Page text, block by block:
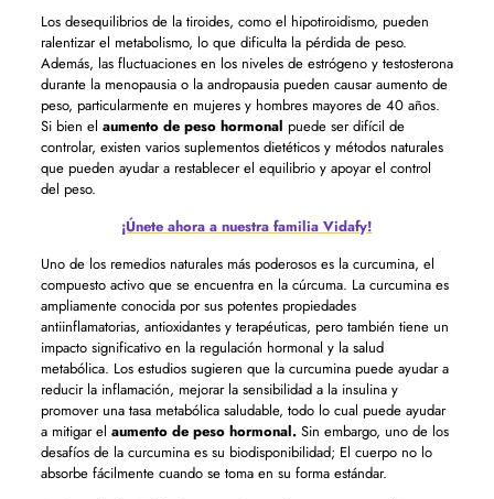
Los desequilibrios de la tiroides, como el hipotiroidismo, pueden
ralentizar el metabolismo, lo que dificulta la pérdida de peso.
Además, las fluctuaciones en los niveles de estrógeno y testosterona
durante la menopausia o la andropausia pueden causar aumento de
peso, particularmente en mujeres y hombres mayores de 40 años.
Si bien el aumento de peso hormonal puede ser difícil de
controlar, existen varios suplementos dietéticos y métodos naturales
que pueden ayudar a restablecer el equilibrio y apoyar el control
del peso.
¡Únete ahora a nuestra familia Vidafy!
Uno de los remedios naturales más poderosos es la curcumina, el
compuesto activo que se encuentra en la cúrcuma. La curcumina es
ampliamente conocida por sus potentes propiedades
antiinflamatorias, antioxidantes y terapéuticas, pero también tiene un
impacto significativo en la regulación hormonal y la salud
metabólica. Los estudios sugieren que la curcumina puede ayudar a
reducir la inflamación, mejorar la sensibilidad a la insulina y
promover una tasa metabólica saludable, todo lo cual puede ayudar
a mitigar el aumento de peso hormonal.Sin embargo, uno de los
desafíos de la curcumina es su biodisponibilidad; El cuerpo no lo
absorbe fácilmente cuando se toma en su forma estándar.